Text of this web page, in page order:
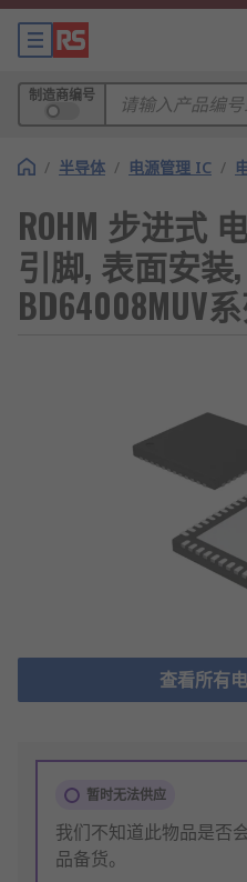
制造商编号
/ 半导体 / 电源管理 IC /
ROHM 步进式
引脚, 表面安装,
BD64008MUV
查看所有
暂时无法供应
我们不知道此物品是否
品备货。